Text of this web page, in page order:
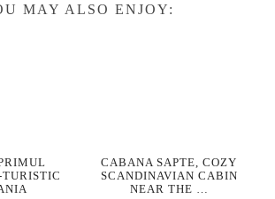
MAY ALSO ENJOY:
CABANA SAPTE, COZY
SCANDINAVIAN CABIN
NEAR THE …